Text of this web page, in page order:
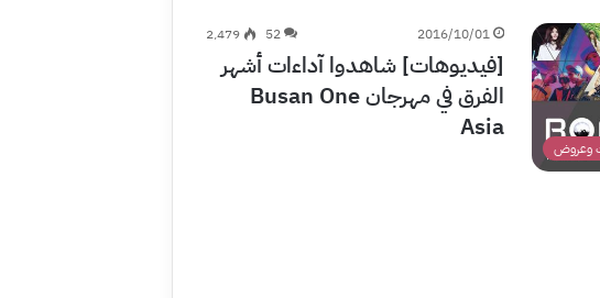
وعروض
2016/10/01
52 2٬479
[فيديوهات] شاهدوا آداءات أشهر
الفرق في مهرجان Busan One
Asia